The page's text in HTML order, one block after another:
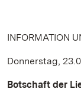
INFORMATION
Donnerstag,
Botschaft der